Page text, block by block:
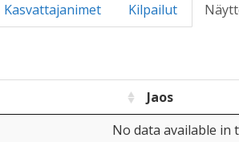
Kasvattajanimet Kilpailut
Jaos
No data available in